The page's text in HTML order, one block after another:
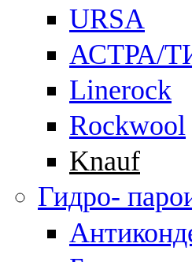
URSA
АСТРА/
Linerock
Rockwool
Knauf
Гидро-